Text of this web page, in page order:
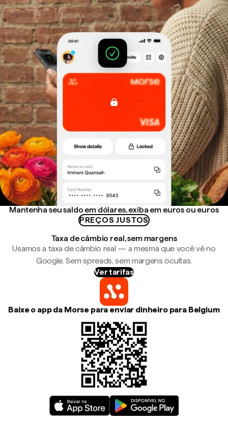
Mantenha seu saldo em dólares, exiba em euros ou euros
PREÇOS JUSTOS
Taxa de câmbio real, sem margens
Usamos a taxa de câmbio real — a mesma que você vê no
Google. Sem spreads, sem margens ocultas.
Ver tarifas
Baixe o app da Morse para enviar dinheiro para Belgium